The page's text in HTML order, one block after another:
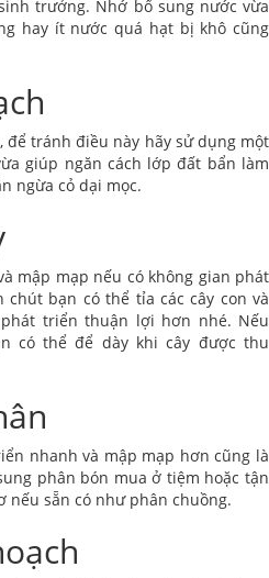
trưởng. Nhớ bổ sung nước vừa
hay ít nước quá hạt bị khô cũng
để tránh điều này hãy sử dụng một
giúp ngăn cách lớp đất bẩn làm
ngừa cỏ dại mọc.
mập mạp nếu có không gian phát
bạn có thể tỉa các cây con và
triển thuận lợi hơn nhé. Nếu
có thể để dày khi cây được thu
nhanh và mập mạp hơn cũng là
phân bón mua ở tiệm hoặc tận
nếu sẵn có như phân chuồng.